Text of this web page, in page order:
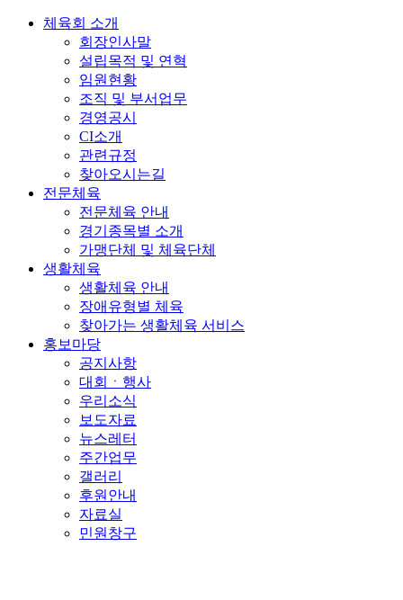
체육회 소개
회장인사말
설립목적 및 연혁
임원현황
조직 및 부서업무
경영공시
CI소개
관련규정
찾아오시는길
전문체육
전문체육 안내
경기종목별 소개
가맹단체 및 체육단체
생활체육
생활체육 안내
장애유형별 체육
찾아가는 생활체육 서비스
홍보마당
공지사항
대회ㆍ행사
우리소식
보도자료
뉴스레터
주간업무
갤러리
후원안내
자료실
민원창구